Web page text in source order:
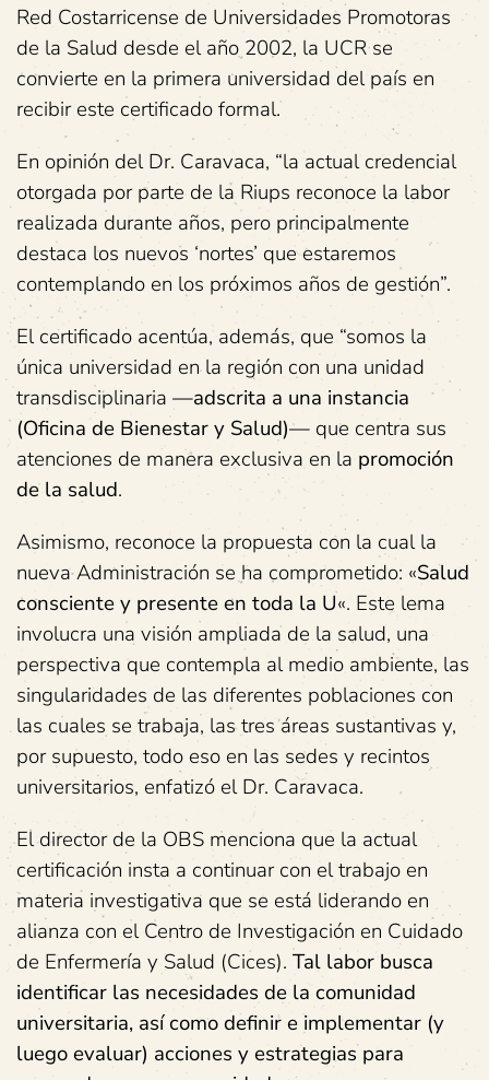
Red Costarricense de Universidades Promotoras
de la Salud desde el año 2002, la UCR se
convierte en la primera universidad del país en
recibir este certificado formal.
En opinión del Dr. Caravaca, “la actual credencial
otorgada por parte de la Riups reconoce la labor
realizada durante años, pero principalmente
destaca los nuevos ‘nortes’ que estaremos
contemplando en los próximos años de gestión”.
El certificado acentúa, además, que “somos la
única universidad en la región con una unidad
transdisciplinaria —adscrita a una instancia
(Oficina de Bienestar y Salud)— que centra sus
atenciones de manera exclusiva en la promoción
de la salud.
Asimismo, reconoce la propuesta con la cual la
nueva Administración se ha comprometido: «Salud
consciente y presente en toda la U«. Este lema
involucra una visión ampliada de la salud, una
perspectiva que contempla al medio ambiente, las
singularidades de las diferentes poblaciones con
las cuales se trabaja, las tres áreas sustantivas y,
por supuesto, todo eso en las sedes y recintos
universitarios, enfatizó el Dr. Caravaca.
El director de la OBS menciona que la actual
certificación insta a continuar con el trabajo en
materia investigativa que se está liderando en
alianza con el Centro de Investigación en Cuidado
de Enfermería y Salud (Cices). Tal labor busca
identificar las necesidades de la comunidad
universitaria, así como definir e implementar (y
luego evaluar) acciones y estrategias para